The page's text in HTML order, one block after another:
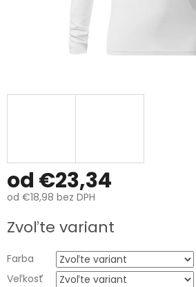
od €23,34
od €18,98 bez DPH
cena:
Zvoľte variant
Farba
Veľkosť